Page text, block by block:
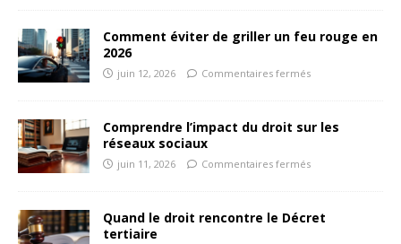
Comment éviter de griller un feu rouge en
2026
juin 12, 2026 Commentaires fermés
Comprendre l’impact du droit sur les
réseaux sociaux
juin 11, 2026 Commentaires fermés
Quand le droit rencontre le Décret
tertiaire